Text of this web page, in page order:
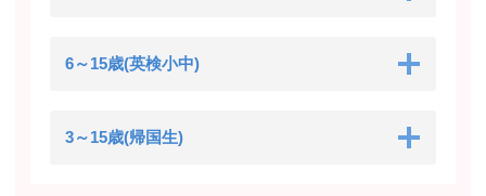
6～15歳(英検小中)
3～15歳(帰国生)